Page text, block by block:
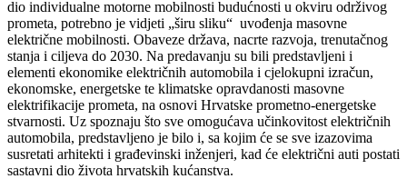
dio individualne motorne mobilnosti budućnosti u okviru održivog
prometa, potrebno je vidjeti „širu sliku“ uvođenja masovne
električne mobilnosti. Obaveze država, nacrte razvoja, trenutačnog
stanja i ciljeva do 2030. Na predavanju su bili predstavljeni i
elementi ekonomike električnih automobila i cjelokupni izračun,
ekonomske, energetske te klimatske opravdanosti masovne
elektrifikacije prometa, na osnovi Hrvatske prometno-energetske
stvarnosti. Uz spoznaju što sve omogućava učinkovitost električnih
automobila, predstavljeno je bilo i, sa kojim će se sve izazovima
susretati arhitekti i građevinski inženjeri, kad će električni auti postati
sastavni dio života hrvatskih kućanstva.